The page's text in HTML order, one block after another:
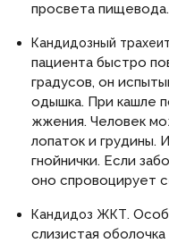
просвета пищевода.
Кандидозный
пациента быстро
градусов, он
одышка. При кашле
жжения. Человек
лопаток и грудины.
гнойнички. Если
оно спровоцирует
Кандидоз ЖКТ.
слизистая